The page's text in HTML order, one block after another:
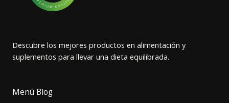
Descubre los mejores productos en alimentación y
suplementos para llevar una dieta equilibrada.
Menú Blog